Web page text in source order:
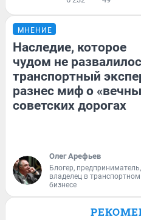
МНЕНИЕ
Наследие, которое
чудом не
транспортный
разнес миф о
советских дорогах
Олег Арефьев
Блогер, предприниматель,
владелец в транспортном
бизнесе